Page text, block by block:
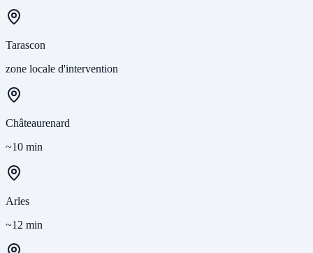
Tarascon
zone locale d'intervention
Châteaurenard
~10 min
Arles
~12 min